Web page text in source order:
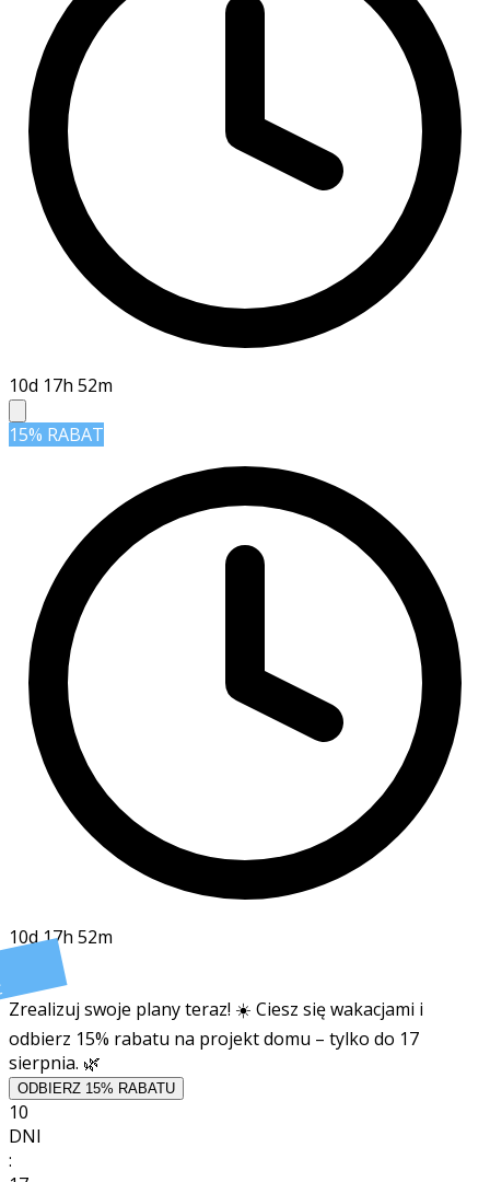
10d 17h 52m
15% RABAT
10d 17h 52m
Zrealizuj swoje plany teraz! ☀️ Ciesz się wakacjami i
odbierz 15% rabatu na projekt domu – tylko do 17
sierpnia. 🌿
ODBIERZ 15% RABATU
10
DNI
: